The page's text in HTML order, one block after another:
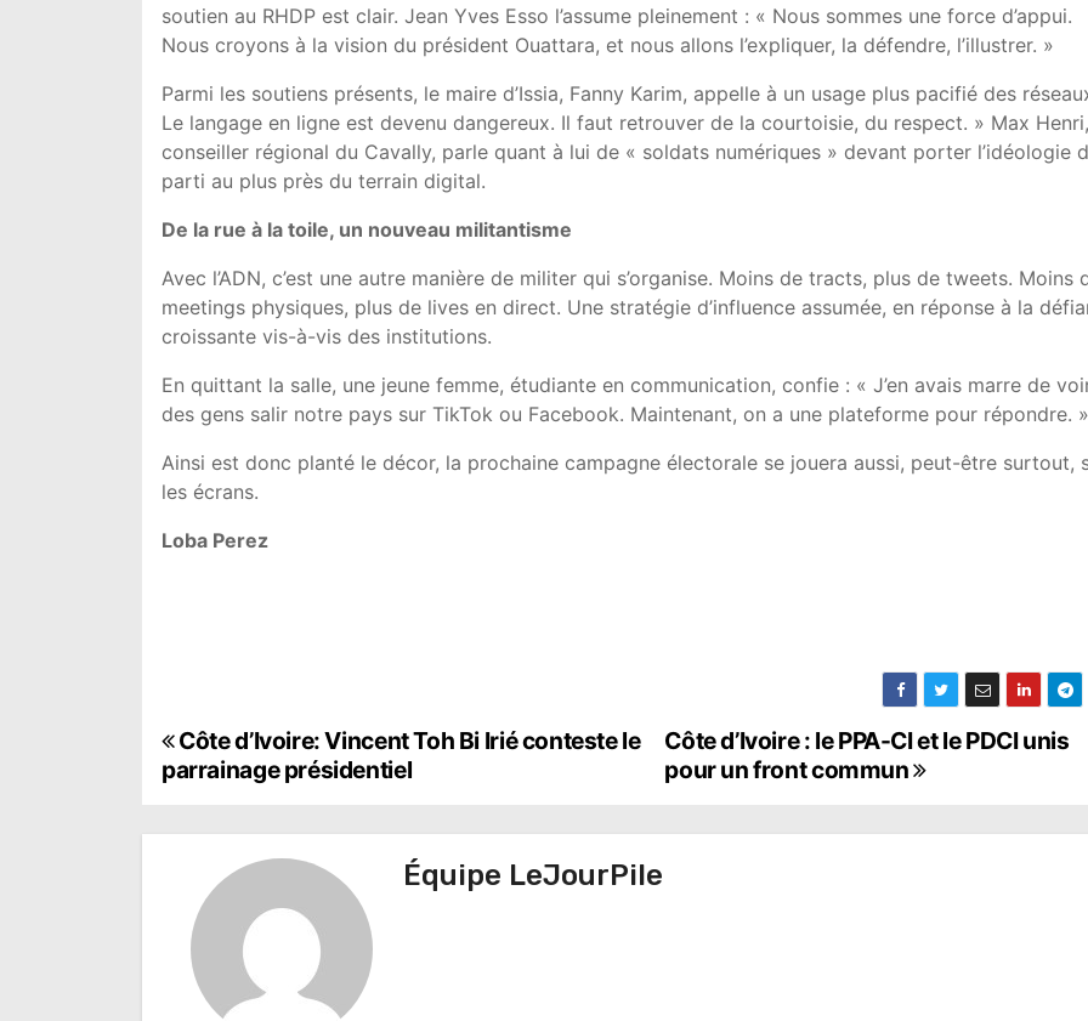
soutien au RHDP est clair. Jean Yves Esso l’assume pleinement : « Nous sommes une force d’appui.
Nous croyons à la vision du président Ouattara, et nous allons l’expliquer, la défendre, l’illustrer. »
Parmi les soutiens présents, le maire d’Issia, Fanny Karim, appelle à un usage plus pacifié des
Le langage en ligne est devenu dangereux. Il faut retrouver de la courtoisie, du respect. » Max Henri,
conseiller régional du Cavally, parle quant à lui de « soldats numériques » devant porter l’idéologie
parti au plus près du terrain digital.
De la rue à la toile, un nouveau militantisme
Avec l’ADN, c’est une autre manière de militer qui s’organise. Moins de tracts, plus de tweets. Moins
meetings physiques, plus de lives en direct. Une stratégie d’influence assumée, en réponse à la
croissante vis-à-vis des institutions.
En quittant la salle, une jeune femme, étudiante en communication, confie : « J’en avais marre de
des gens salir notre pays sur TikTok ou Facebook. Maintenant, on a une plateforme pour répondre. »
Ainsi est donc planté le décor, la prochaine campagne électorale se jouera aussi, peut-être surtout,
les écrans.
Loba Perez
N
a
v
Côte d’Ivoire : le PPA-CI et le PDCI unis
pour un front commun
Côte d’Ivoire: Vincent Toh Bi Irié conteste le
parrainage présidentiel
Équipe LeJourPile